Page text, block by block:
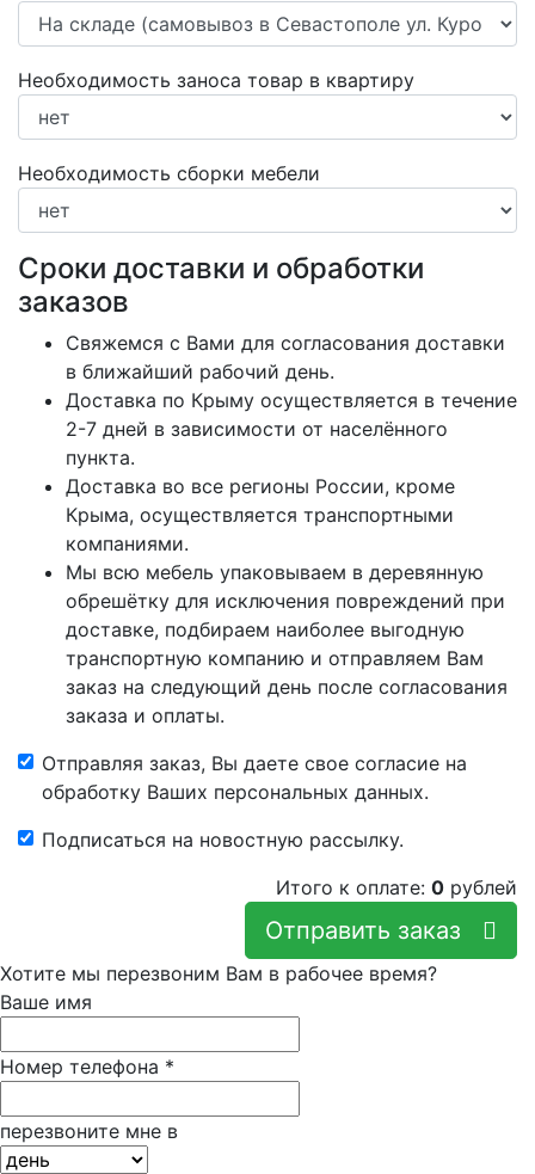
Необходимость заноса товар в квартиру
Необходимость сборки мебели
Сроки доставки и обработки
заказов
Свяжемся с Вами для согласования доставки
в ближайший рабочий день.
Доставка по Крыму осуществляется в течение
2-7 дней в зависимости от населённого
пункта.
Доставка во все регионы России, кроме
Крыма, осуществляется транспортными
компаниями.
Мы всю мебель упаковываем в деревянную
обрешётку для исключения повреждений при
доставке, подбираем наиболее выгодную
транспортную компанию и отправляем Вам
заказ на следующий день после согласования
заказа и оплаты.
Отправляя заказ, Вы даете свое согласие на
обработку Ваших персональных данных.
Подписаться на новостную рассылку.
Итого к оплате: 0 рублей
Хотите мы перезвоним Вам в рабочее время?
Ваше имя
Номер телефона *
перезвоните мне в